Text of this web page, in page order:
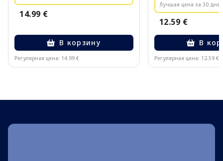
14.99 €
В корзину
Регулярная цена: 14.99 €
Лучшая цена за 30
12.59 €
В
Регулярная цена: 12.59 €